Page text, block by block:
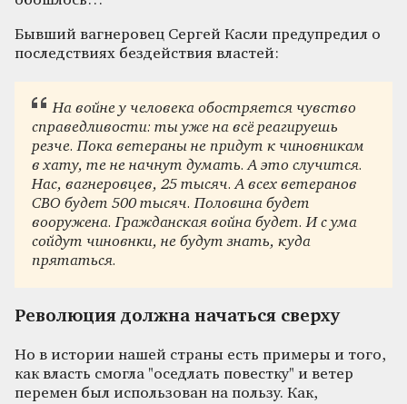
Бывший вагнеровец Сергей Касли предупредил о
последствиях бездействия властей:
На войне у человека обостряется чувство
справедливости: ты уже на всё реагируешь
резче. Пока ветераны не придут к чиновникам
в хату, те не начнут думать. А это случится.
Нас, вагнеровцев, 25 тысяч. А всех ветеранов
СВО будет 500 тысяч. Половина будет
вооружена. Гражданская война будет. И с ума
сойдут чиновнки, не будут знать, куда
прятаться.
Революция должна начаться сверху
Но в истории нашей страны есть примеры и того,
как власть смогла "оседлать повестку" и ветер
перемен был использован на пользу. Как,